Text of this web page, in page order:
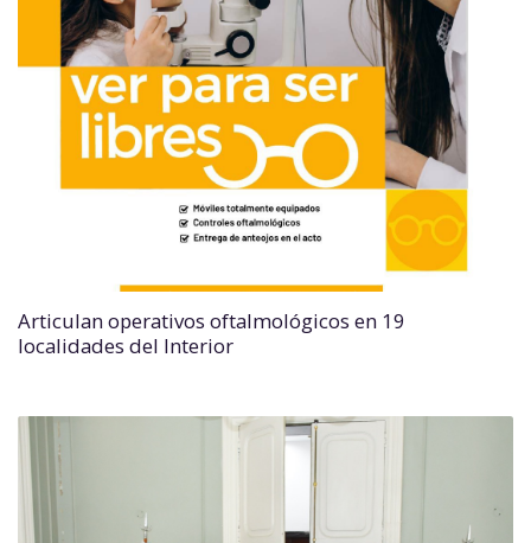
Articulan operativos oftalmológicos en 19
localidades del Interior